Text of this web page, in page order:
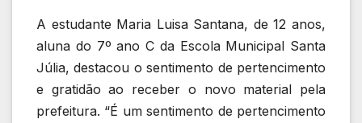
A estudante Maria Luisa Santana, de 12 anos,
aluna do 7º ano C da Escola Municipal Santa
Júlia, destacou o sentimento de pertencimento
e gratidão ao receber o novo material pela
prefeitura. “É um sentimento de pertencimento